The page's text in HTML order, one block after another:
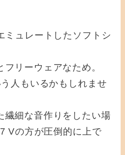
ミュレートしたソフトシ
リーウェアなため。
人もいるかもしれませ
繊細な音作りをしたい場
Vの方が圧倒的に上で